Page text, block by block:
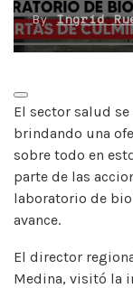
ByIngrid
El sector salud
brindando una
sobre todo en
parte de las
laboratorio de
avance.
El director
Medina, visitó la